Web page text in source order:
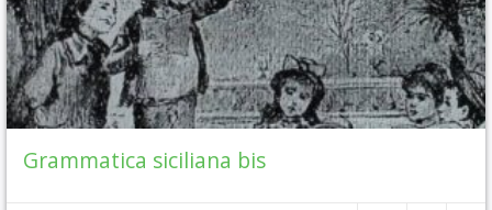
Grammatica siciliana bis